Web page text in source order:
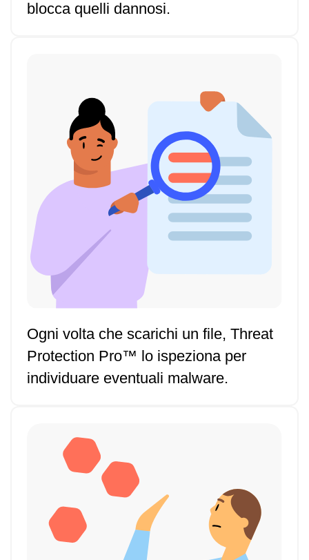
blocca quelli dannosi.
Ogni volta che scarichi un file, Threat
Protection Pro™ lo ispeziona per
individuare eventuali malware.